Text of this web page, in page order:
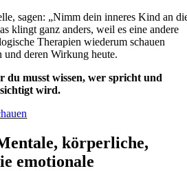
sagen: „Nimm dein inneres Kind an
klingt ganz anders, weil es eine andere
Therapien wiederum schauen
und deren Wirkung heute.
du musst wissen, wer spricht und
wird.
körperliche,
emotionale